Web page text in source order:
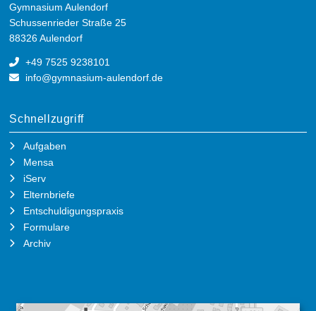
Gymnasium Aulendorf
Schussenrieder Straße 25
88326 Aulendorf
+49 7525 9238101
info@gymnasium-aulendorf.de
Schnellzugriff
Aufgaben
Mensa
iServ
Elternbriefe
Entschuldigungspraxis
Formulare
Archiv